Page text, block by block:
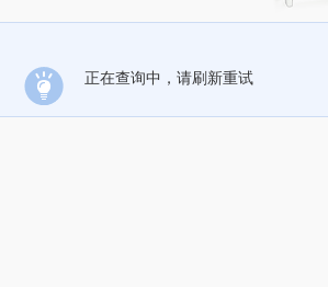
正在查询中，请刷新重试